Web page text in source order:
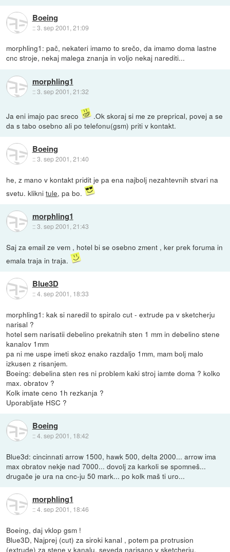
Boeing
::3. sep 2001, 21:09
morphling1: pač, nekateri imamo to srečo, da imamo doma lastne
cnc stroje, nekaj malega znanja in voljo nekaj narediti...
morphling1
::3. sep 2001, 21:32
Ja eni imajo pac sreco
.Ok skoraj si me ze preprical, povej a se
da s tabo osebno ali po telefonu(gsm) priti v kontakt.
Boeing
::3. sep 2001, 21:40
he, z mano v kontakt pridit je pa ena najbolj nezahtevnih stvari na
svetu. kliknitule, pa bo.
morphling1
::3. sep 2001, 21:43
Saj za email ze vem , hotel bi se osebno zment , ker prek foruma in
emala traja in traja.
Blue3D
::4. sep 2001, 18:33
morphling1: kak si naredil to spiralo cut - extrude pa v sketcherju
narisal ?
hotel sem narisatii debelino prekatnih sten 1 mm in debelino stene
kanalov 1mm
pa ni me uspe imeti skoz enako razdaljo 1mm, mam bolj malo
izkusen z risanjem.
Boeing: debelina sten res ni problem kaki stroj iamte doma ? kolko
max. obratov ?
Kolk imate ceno 1h rezkanja ?
Uporabljate HSC ?
Boeing
::4. sep 2001, 18:42
Blue3d: cincinnati arrow 1500, hawk 500, delta 2000... arrow ima
max obratov nekje nad 7000... dovolj za karkoli se spomneš...
drugače je ura na cnc-ju 50 mark... po kolk maš ti uro...
morphling1
::4. sep 2001, 18:46
Boeing, daj vklop gsm !
Blue3D, Najprej (cut) za siroki kanal , potem pa protrusion
(extrude) za stene v kanalu, seveda narisano v sketcherju.